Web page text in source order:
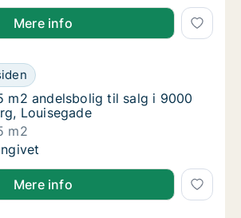
Mere info
m2 andelsbolig til salg i 9000
til salg i 9000 Aalborg,
m2 andelsbolig til salg i 9000
m2 andelsbolig til salg i 9000
Louisegade
m2
m2 andelsbolig til salg i 9000
Mere info